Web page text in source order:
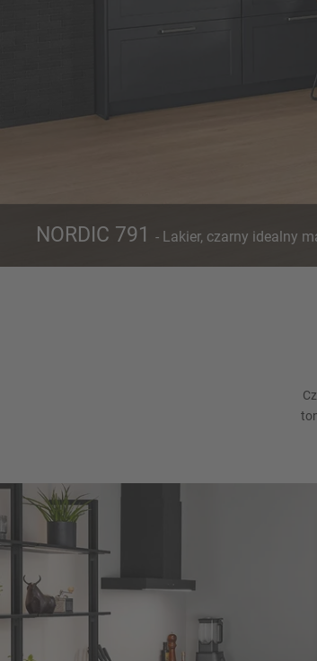
NORDIC 791 - Lakier, czarny idealny